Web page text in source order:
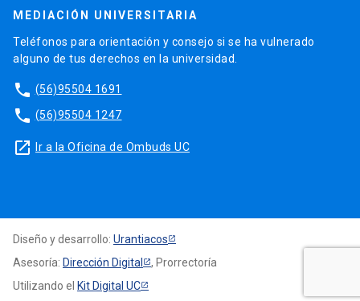
MEDIACIÓN UNIVERSITARIA
Teléfonos para orientación y consejo si se ha vulnerado
alguno de tus derechos en la universidad.
phone (56)95504 1691
phone (56)95504 1247
launch Ir a la Oficina de Ombuds UC
Diseño y desarrollo: Urantiacos
Asesoría: Dirección Digital
, Prorrectoría
Utilizando el Kit Digital UC